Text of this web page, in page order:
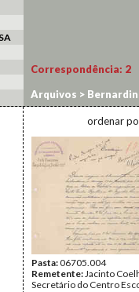
Correspondência: 2
Arquivos >
ordenar
Pasta:06705.004
Remetente:Jacinto
Secretário do Centro